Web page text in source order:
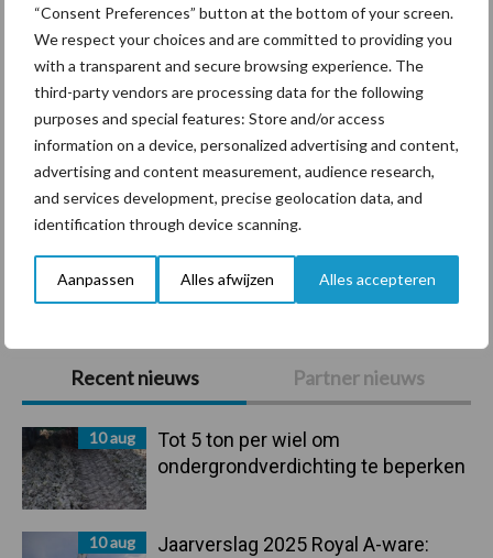
“Consent Preferences” button at the bottom of your screen.
We respect your choices and are committed to providing you
with a transparent and secure browsing experience. The
third-party vendors are processing data for the following
purposes and special features: Store and/or access
information on a device, personalized advertising and content,
advertising and content measurement, audience research,
and services development, precise geolocation data, and
identification through device scanning.
Aanpassen Alles afwijzen Alles accepteren
Primaire
Sidebar
Recent nieuws Partner nieuws
10 aug
Tot 5 ton per wiel om
ondergrondverdichting te beperken
10 aug
Jaarverslag 2025 Royal A-ware:
Bedrijfsnieuws
Ligbox &
Voerhekken
Toon meer